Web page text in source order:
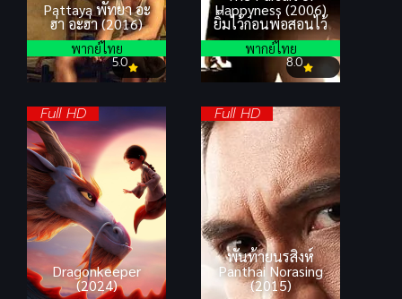
Pattaya พัทยา อะ
ฮ่า อะฮ่า (2016)
5.0
พากย์ไทย
Happyness (2006)
ยิ้มไว้ก่อนพ่อสอนไว้
8.0
พากย์ไทย
Full HD
Dragonkeeper
(2024)
Full HD
พันท้ายนรสิงห์
Panthai Norasing
(2015)